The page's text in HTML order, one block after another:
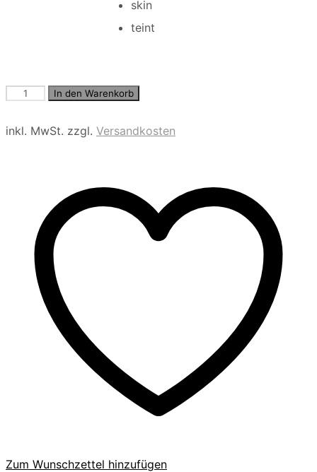
skin
teint
Simply
Menge
In den Warenkorb
inkl. MwSt. zzgl. Versandkosten
Zum Wunschzettel hinzufügen